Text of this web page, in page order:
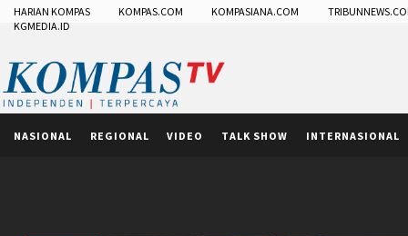
HARIAN KOMPAS KOMPAS.COM KOMPASIANA.COM
KGMEDIA.ID
NASIONAL REGIONAL VIDEO TALK SHOW INTERNASIONAL